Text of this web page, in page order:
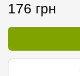
176 грн